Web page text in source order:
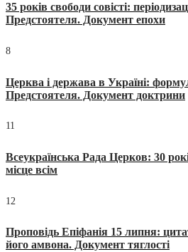
35 років свободи совісті:
Предстоятеля. Документ епохи
8
Церква і держава в Україні:
Предстоятеля. Документ доктрини
11
Всеукраїнська Рада Церков: 30
місце всім
12
Проповідь Епіфанія 15 липня:
його амвона. Документ тяглості